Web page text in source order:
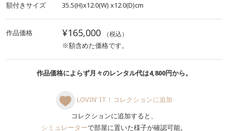
額付きサイズ 35.5(H)x12.0(W) x12.0(D)cm
作品価格 ¥165,000 （税込）
※額含めた価格です。
作品価格によらず月々のレンタル代は4,800円から。
LOVIN' IT！コレクションに追加
コレクションに追加すると、
シミュレーターで部屋に置いた様子が確認可能。